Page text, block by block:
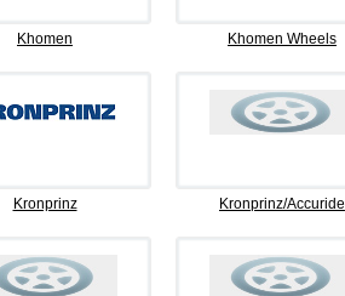
Khomen Khomen Wheels
Kronprinz Kronprinz/Accuride